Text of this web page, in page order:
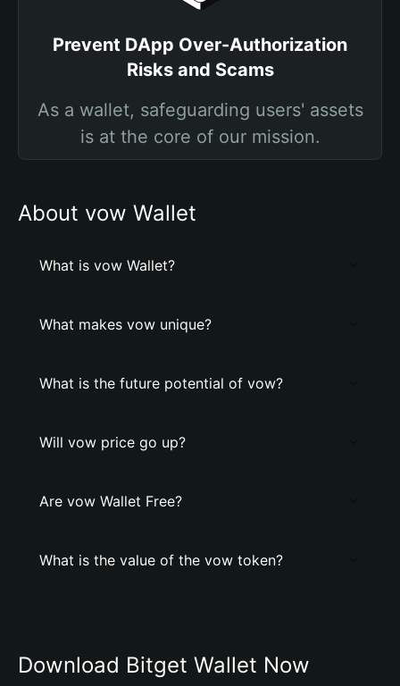
Prevent DApp Over-Authorization
Risks and Scams
As a wallet, safeguarding users' assets
is at the core of our mission.
About vow Wallet
What is vow Wallet?
What makes vow unique?
What is the future potential of vow?
Will vow price go up?
Are vow Wallet Free?
What is the value of the vow token?
Download Bitget Wallet Now